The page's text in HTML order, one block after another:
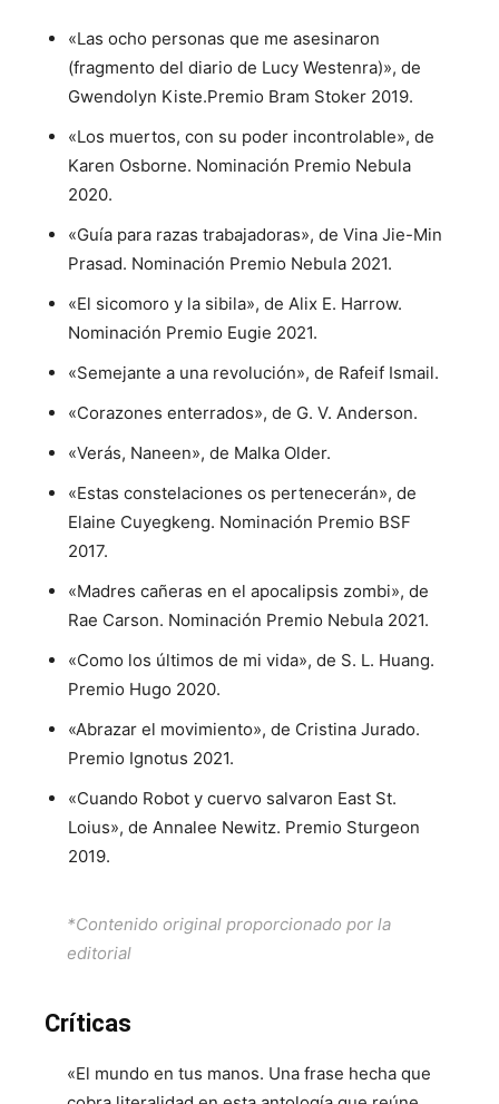
«Las ocho personas que me asesinaron
(fragmento del diario de Lucy Westenra)», de
Gwendolyn Kiste.Premio Bram Stoker 2019.
«Los muertos, con su poder incontrolable», de
Karen Osborne. Nominación Premio Nebula
2020.
«Guía para razas trabajadoras», de Vina Jie-Min
Prasad. Nominación Premio Nebula 2021.
«El sicomoro y la sibila», de Alix E. Harrow.
Nominación Premio Eugie 2021.
«Semejante a una revolución», de Rafeif Ismail.
«Corazones enterrados», de G. V. Anderson.
«Verás, Naneen», de Malka Older.
«Estas constelaciones os pertenecerán», de
Elaine Cuyegkeng. Nominación Premio BSF
2017.
«Madres cañeras en el apocalipsis zombi», de
Rae Carson. Nominación Premio Nebula 2021.
«Como los últimos de mi vida», de S. L. Huang.
Premio Hugo 2020.
«Abrazar el movimiento», de Cristina Jurado.
Premio Ignotus 2021.
«Cuando Robot y cuervo salvaron East St.
Loius», de Annalee Newitz. Premio Sturgeon
2019.
*Contenido original proporcionado por la
editorial
Críticas
«El mundo en tus manos. Una frase hecha que